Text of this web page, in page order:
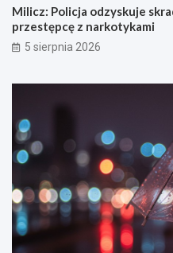
Milicz: Policja odzyskuje
przestępcę z narkotykami
5 sierpnia 2026